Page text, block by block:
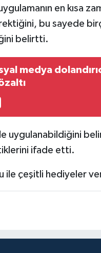
en kısa
bu sayede
belirtti.
medya
uygulanabildiğini
ifade etti.
ile çeşitli hediyeler